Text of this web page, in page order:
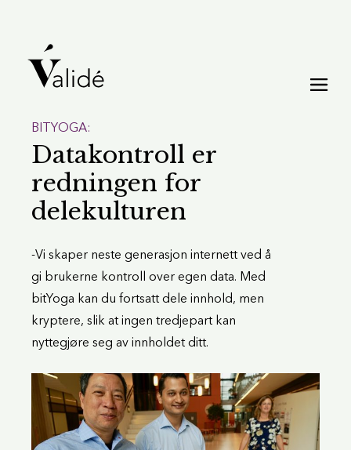
BITYOGA:
Datakontroll er
redningen for
delekulturen
-Vi skaper neste generasjon internett ved å
gi brukerne kontroll over egen data. Med
bitYoga kan du fortsatt dele innhold, men
kryptere, slik at ingen tredjepart kan
nyttegjøre seg av innholdet ditt.